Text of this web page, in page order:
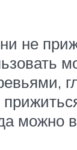
не
можно